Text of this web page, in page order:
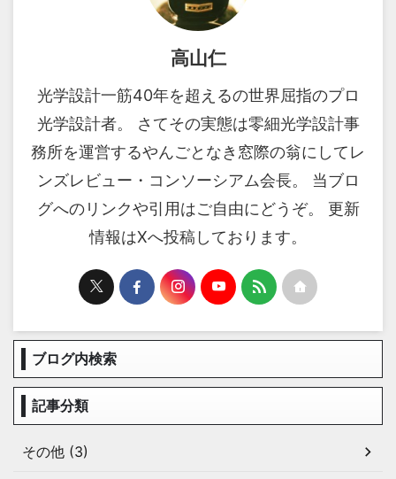
高山仁
光学設計一筋40年を超えるの世界屈指のプロ
光学設計者。 さてその実態は零細光学設計事
務所を運営するやんごとなき窓際の翁にしてレ
ンズレビュー・コンソーシアム会長。 当ブロ
グへのリンクや引用はご自由にどうぞ。 更新
情報はXへ投稿しております。
ブログ内検索
記事分類
その他 (3)